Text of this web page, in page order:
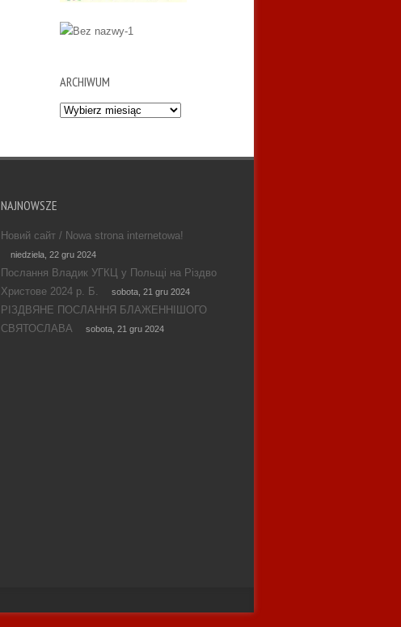
ARCHIWUM
Archiwum
NAJNOWSZE
Новий сайт / Nowa strona internetowa!
niedziela, 22 gru 2024
Послання Владик УГКЦ у Польщі на Різдво
Христове 2024 р. Б.
sobota, 21 gru 2024
РІЗДВЯНЕ ПОСЛАННЯ БЛАЖЕННІШОГО
СВЯТОСЛАВА
sobota, 21 gru 2024